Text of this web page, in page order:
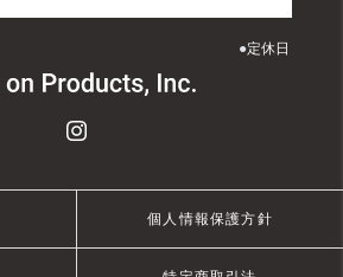
●定休日
個人情報保護方針